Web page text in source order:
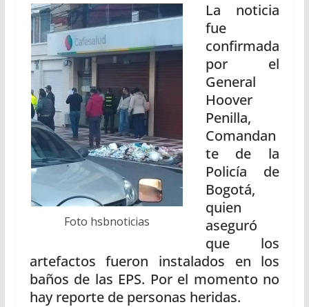
Foto hsbnoticias
La noticia
fue
confirmada
por el
General
Hoover
Penilla,
Comandan
te de la
Policía de
Bogotá,
quien
aseguró
que los
artefactos fueron instalados en los
baños de las EPS. Por el momento no
hay reporte de personas heridas.